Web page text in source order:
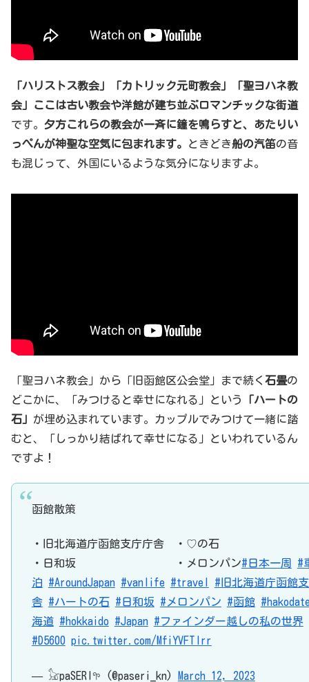
「ハリストス教会」「カトリック元町教会」「聖ヨハネ教
会」ここは古い教会や洋館が建ち並ぶロマンチックな街道
です。 夕方これらの教会が一斉に鐘を鳴らすと、あたりい
っぺんが神聖な空気に包まれます。
ときどき船の汽笛の音
も混じって、外国にいるような気分になりますよ。
「聖ヨハネ教会」から「旧函館区公会堂」まで続く 石畳の
どこかに、「みつけると幸せになれる」という
「ハートの
石」 が埋め込まれています。カップルでみつけて一緒に踏
むと、「しっかり結ばれて幸せになる」といわれているん
ですよ！
函館散策
・旧北海道庁函館支庁庁舎 ・♡の石
・日和坂 ・メロンパン#日本一周
#
泊
#AroundJapan #vanlife #travel
#旧北海道庁函館
舎 #ハートの石 #日和坂 #メロンパン #函館
海道 #hokkaido #Japan #ファインダー越しの私の世界
#D5600 pic.twitter.com/MfiYVFTlrr
— 𓃠paSERI𖧧 (@paseri_kn) March 12, 2023